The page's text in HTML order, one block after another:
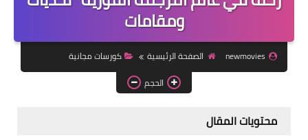
منح دراسية
مقالات مفيدة
تعلم اللغات
ومقامات
newmovies الصفحة الرئيسية
كورسات مجانية
الحجم
محتويات المقال